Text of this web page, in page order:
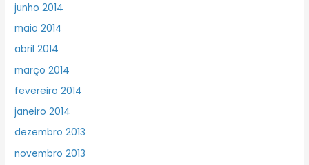
junho 2014
maio 2014
abril 2014
março 2014
fevereiro 2014
janeiro 2014
dezembro 2013
novembro 2013